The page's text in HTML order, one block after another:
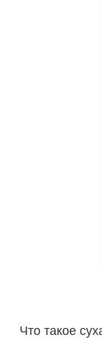
Любой возраст
Что такое